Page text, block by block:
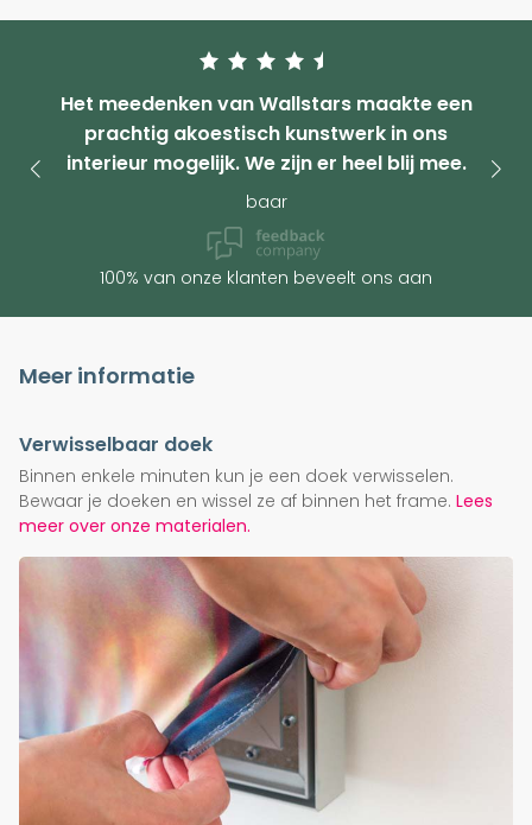
Het meedenken van Wallstars maakte een
prachtig akoestisch kunstwerk in ons
interieur mogelijk. We zijn er heel blij mee.
baar
100% van onze klanten beveelt ons aan
Meer informatie
Verwisselbaar doek
Binnen enkele minuten kun je een doek verwisselen.
Bewaar je doeken en wissel ze af binnen het frame. Lees
meer over onze materialen.